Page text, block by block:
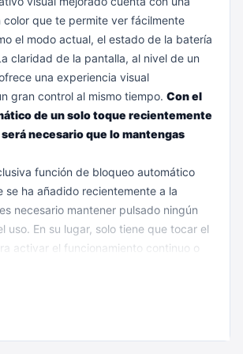
color que te permite ver fácilmente
el modo actual, el estado de la batería
claridad de la pantalla, al nivel de un
una experiencia visual
gran control al mismo tiempo. Con el
de un solo toque recientemente
necesario que lo mantengas
función de bloqueo automático
se ha añadido recientemente a la
necesario mantener pulsado ningún
uso. En su lugar, solo tiene que tocar el
activar el funcionamiento continuo o
el uso frecuente.
suelos de alto par de fuerza. Deje
se ocupe de sus tareas domésticas